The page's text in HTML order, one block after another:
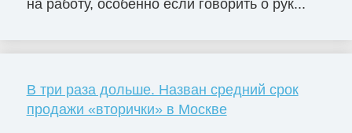
на работу, особенно если говорить о рук...
В три раза дольше. Назван средний срок
продажи «вторички» в Москве